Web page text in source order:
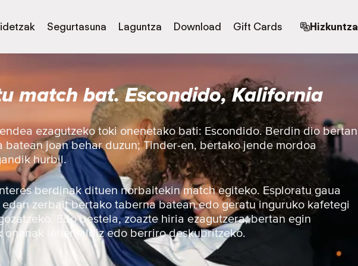
Segurtasuna Laguntza Download Gift Cards Hizkuntza
match bat. Escondido, Kalifornia
ezagutzeko toki onenetako bati: Escondido. Berdin dio bertan
batean joan behar duzun; Tinder-en, bertako jende mordoa
hurbil.
berdinak dituen norbaitekin match egiteko. Esploratu gaua
edan zerbait bertako taberna batean edo geratu inguruko kafetegi
Edo bestela, zoazte hiria ezagutzera, bertan egin
onenak lehen aldiz edo berriro deskubritzeko.